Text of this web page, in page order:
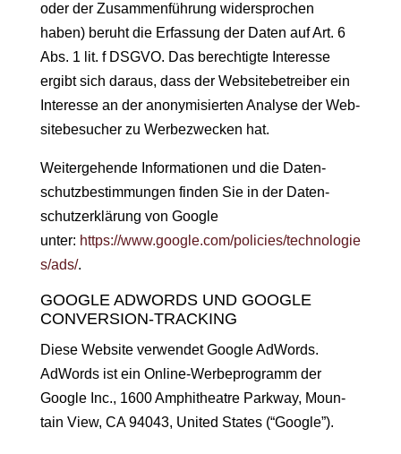
oder der Zusam­men­führung wider­sprochen
haben) beruht die Erfas­sung der Dat­en auf Art. 6
Abs. 1 lit. f DSGVO. Das berechtigte Inter­esse
ergibt sich daraus, dass der Web­site­be­treiber ein
Inter­esse an der anonymisierten Analyse der Web­
sitebe­such­er zu Wer­bezweck­en hat.
Weit­erge­hende Infor­ma­tio­nen und die Daten­
schutzbes­tim­mungen find­en Sie in der Daten­
schutzerk­lärung von Google
unter: https://www.google.com/policies/technologie
s/ads/.
GOOGLE ADWORDS UND GOOGLE
CONVERSION-TRACKING
Diese Web­site ver­wen­det Google AdWords.
AdWords ist ein Online-Wer­be­pro­gramm der
Google Inc., 1600 Amphithe­atre Park­way, Moun­
tain View, CA 94043, Unit­ed States (“Google”).